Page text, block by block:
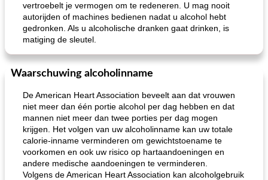
vertroebelt je vermogen om te redeneren. U mag nooit
autorijden of machines bedienen nadat u alcohol hebt
gedronken. Als u alcoholische dranken gaat drinken, is
matiging de sleutel.
Waarschuwing alcoholinname
De American Heart Association beveelt aan dat vrouwen
niet meer dan één portie alcohol per dag hebben en dat
mannen niet meer dan twee porties per dag mogen
krijgen. Het volgen van uw alcoholinname kan uw totale
calorie-inname verminderen om gewichtstoename te
voorkomen en ook uw risico op hartaandoeningen en
andere medische aandoeningen te verminderen.
Volgens de American Heart Association kan alcoholgebruik